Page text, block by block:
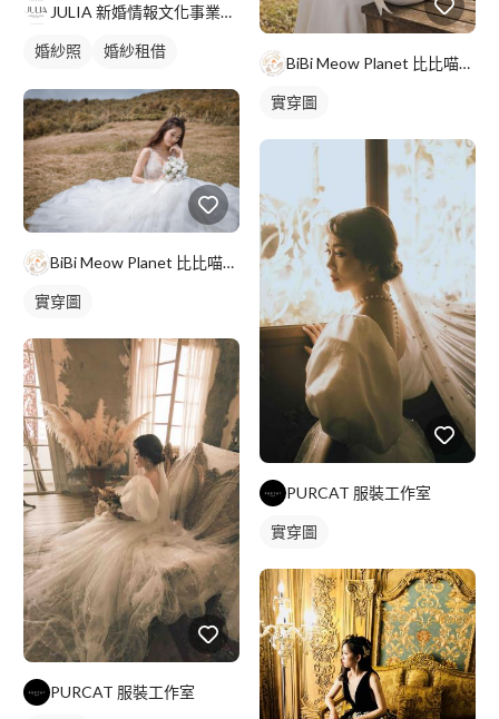
JULIA 新婚情報文化事業有限公司
婚紗照
婚紗租借
韓式婚紗禮服
BiBi Meow Planet 比比喵星球坊
實穿圖
PURCAT 服裝工作室
BiBi Meow Planet 比比喵星球坊
實穿圖
PURCAT 服裝工作室
實穿圖